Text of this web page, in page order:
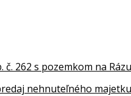
262 s pozemkom na
nehnuteľného